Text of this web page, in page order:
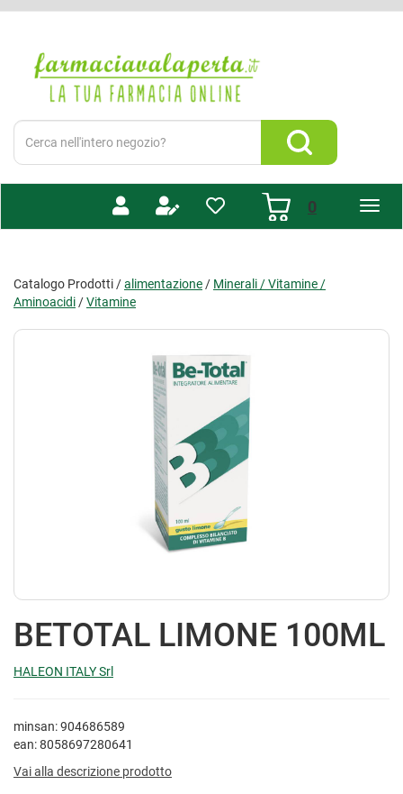
principale
Valaperta
Cerca
Prodotto
Cerca Prodotto
0prodotti
Catalogo Prodotti /alimentazione / Minerali / Vitamine /
Aminoacidi /Vitamine
BETOTAL LIMONE 100ML
HALEON ITALY Srl
minsan: 904686589
ean: 8058697280641
Vai alla descrizione prodotto